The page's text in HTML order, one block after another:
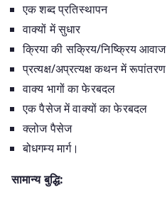
एक शब्द प्रतिस्थापन
वाक्यों में सुधार
क्रिया की सक्रिय/निष्क्रिय आवाज
प्रत्यक्ष/अप्रत्यक्ष कथन में रूपांतरण
वाक्य भागों का फेरबदल
एक पैसेज में वाक्यों का फेरबदल
क्लोज पैसेज
बोधगम्य मार्ग।
सामान्य बुद्धि: